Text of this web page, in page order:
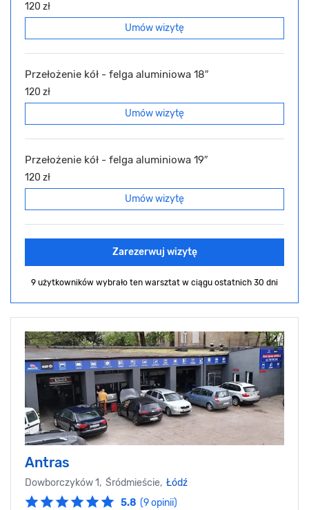
120 zł
Umów wizytę
Przełożenie kół - felga aluminiowa 18″
120 zł
Umów wizytę
Przełożenie kół - felga aluminiowa 19″
120 zł
Umów wizytę
Zarezerwuj wizytę
9 użytkowników wybrało ten warsztat w ciągu ostatnich 30 dni
Antras
Dowborczyków 1, Śródmieście, Łódź
5.8 (9 opinii)